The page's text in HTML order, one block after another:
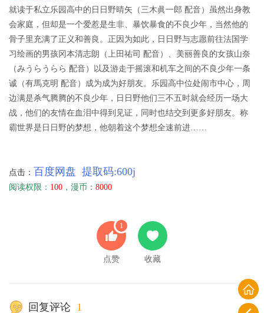
就读于私立乐园高中的日日野晴矢（三木眞一郎 配音）虽然出身教
会家庭，但却是一个爱惹是生非、暴饮暴食的不良少年，当然他的
骨子里充满了正义和善良。正因为如此，日日野与志愿前往法国学
习绘画的男孩冈本清志朗（上田祐司 配音）、美丽善良的女孩山奈
（みうらうらら 配音）以及游走于摇滚和机车之间的不良少年一条
诚（有馬克明 配音）成为成为好朋友。乐园高中位处闹市中心，周
边满是杀气腾腾的不良少年，日日野他们三不五时就会经历一场大
战，他们的友情在血泪中得到见证，同时也结交到更多好朋友。称
霸世界是日日野的梦想，他朝着这个梦想全速前进……
点击： 百度网盘 提取码:600j
阅读权限： 100 ，漫币： 8000
点赞
1
收藏
回复评论 1